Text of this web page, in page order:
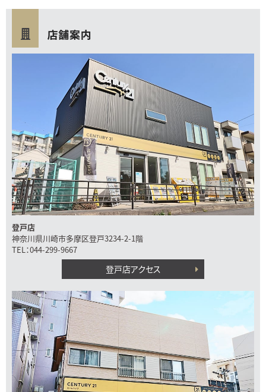
登戸店
神奈川県川崎市多摩区登戸3234-2-1階
TEL：044-299-9667
登戸店アクセス